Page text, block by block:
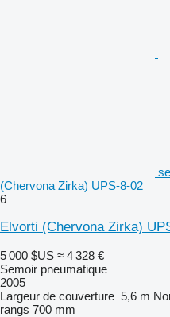
(Chervona Zirka) UPS-8-02
6
Elvorti (Chervona Zirka)
5 000 $US ≈ 4 328 €
Semoir pneumatique
2005
Largeur de couverture 5,6 m
rangs 700 mm